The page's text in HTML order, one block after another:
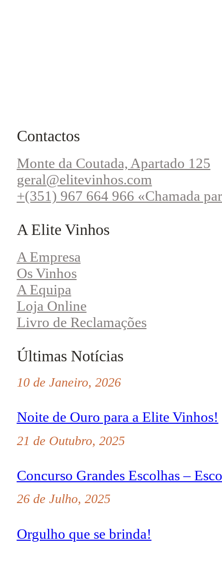
Contactos
Monte da Coutada, Apartado 125
geral@elitevinhos.com
+(351) 967 664 966 «Chamada
A Elite Vinhos
A Empresa
Os Vinhos
A Equipa
Loja Online
Livro de Reclamações
Últimas Notícias
10 de Janeiro, 2026
Noite de Ouro para a Elite Vinhos!
21 de Outubro, 2025
Concurso Grandes Escolhas –
26 de Julho, 2025
Orgulho que se brinda!